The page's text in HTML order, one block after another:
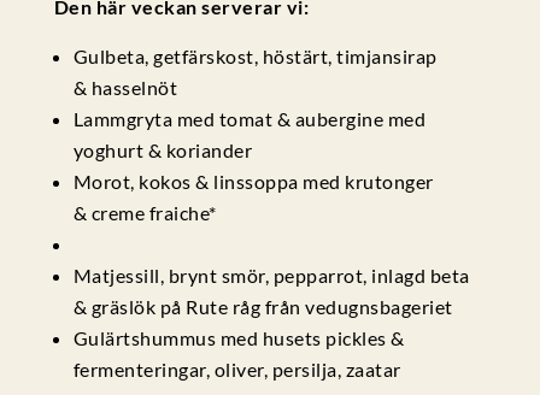
Den här veckan serverar vi:
Gulbeta, getfärskost, höstärt, timjansirap
& hasselnöt
Lammgryta med tomat & aubergine med
yoghurt & koriander
Morot, kokos & linssoppa med krutonger
& creme fraiche*
Matjessill, brynt smör, pepparrot, inlagd beta
& gräslök på Rute råg från vedugnsbageriet
Gulärtshummus med husets pickles &
fermenteringar, oliver, persilja, zaatar